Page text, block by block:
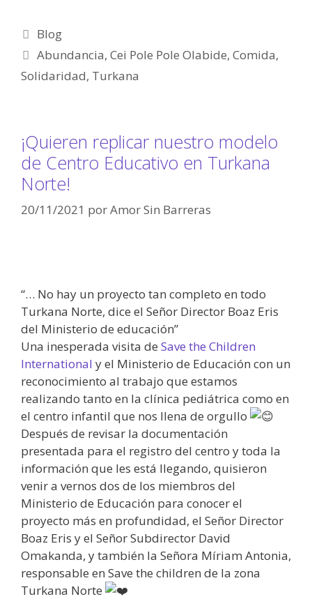
Blog
Abundancia,Cei Pole Pole Olabide,Comida,
Solidaridad, Turkana
¡Quieren replicar nuestro modelo
de Centro Educativo en Turkana
Norte!
20/11/2021 porAmor Sin Barreras
“… No hay un proyecto tan completo en todo
Turkana Norte, dice el Señor Director Boaz Eris
del Ministerio de educación”
Una inesperada visita de Save the Children
International y el Ministerio de Educación con un
reconocimiento al trabajo que estamos
realizando tanto en la clínica pediátrica como en
el centro infantil que nos llena de orgullo
Después de revisar la documentación
presentada para el registro del centro y toda la
información que les está llegando, quisieron
venir a vernos dos de los miembros del
Ministerio de Educación para conocer el
proyecto más en profundidad, el Señor Director
Boaz Eris y el Señor Subdirector David
Omakanda, y también la Señora Míriam Antonia,
responsable en Save the children de la zona
Turkana Norte